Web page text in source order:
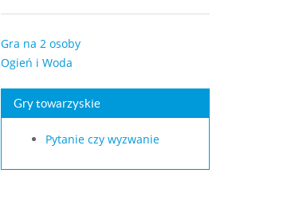
Gra na 2 osoby
Ogień i Woda
Gry towarzyskie
Pytanie czy wyzwanie